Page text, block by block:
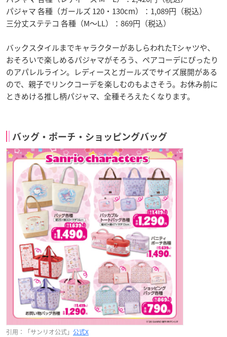
パジャマ 各種（ガールズ 120・130cm）：1,089円（税込）
三分丈ステテコ 各種（M〜LL）：869円（税込）
バックスタイルまでキャラクターがあしらわれたTシャツや、
おそろいで楽しめるパジャマがそろう、ペアコーデにぴったり
のアパレルライン。レディースとガールズでサイズ展開がある
ので、親子でリンクコーデを楽しむのもよさそう。お休み前に
ときめける推し柄パジャマ、全種そろえたくなります。
バッグ・ポーチ・ショッピングバッグ
引用：「サンリオ公式」 公式X